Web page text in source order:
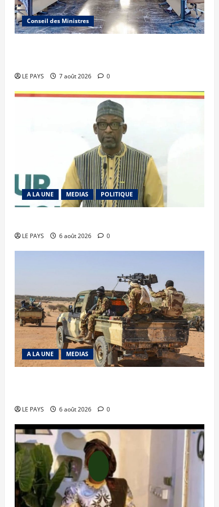
Conseil des Ministres
LE PAYS 7 août 2026 0
A LA UNE MEDIAS POLITIQUE
LE PAYS 6 août 2026 0
A LA UNE MEDIAS
LE PAYS 6 août 2026 0